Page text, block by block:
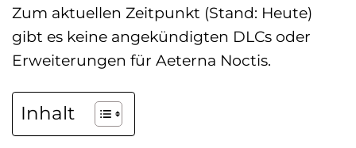
Zum aktuellen Zeitpunkt (Stand: Heute)
gibt es keine angekündigten DLCs oder
Erweiterungen für Aeterna Noctis.
Inhalt